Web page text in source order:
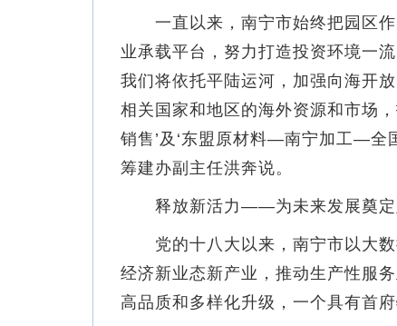
一直以来，南宁市始终把园区作
业承载平台，努力打造投资环境一
我们将依托平陆运河，加强向海开
相关国家和地区的海外资源和市场
销售’及‘东盟原材料—南宁加工—全
筹建办副主任洪奔说。
释放新活力——为未来发展奠定
党的十八大以来，南宁市以大数
经济新业态新产业，推动生产性服
高品质和多样化升级，一个具有首